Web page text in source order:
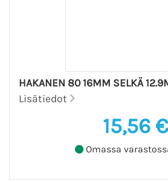
HAKANEN 80 16MM SELKÄ
Lisätiedot
15,56 €
Omassa